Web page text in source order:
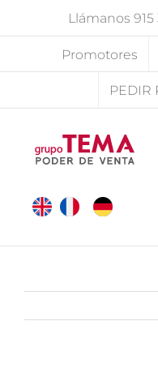
Llámanos 915
Promotores
PEDIR